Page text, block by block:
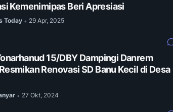
Kemenimipas Beri Apresiasi
Today • 29 Apr, 2025
15/DBY Dampingi Danrem
Renovasi SD Banu Kecil di Desa
• 27 Okt, 2024